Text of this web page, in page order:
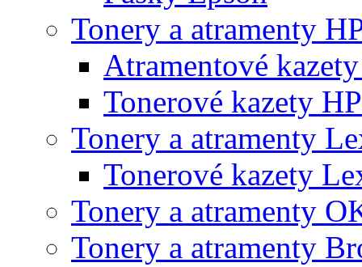
Tonery a atramenty
Atramentové
Tonerové kazety HP
Tonery a atramenty
Tonerové kazety
Tonery a atramenty
Tonery a atramenty